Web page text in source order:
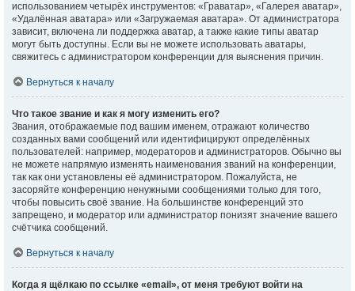
использованием четырёх инструментов: «Граватар», «Галерея аватар»,
«Удалённая аватара» или «Загружаемая аватара». От администратора
зависит, включена ли поддержка аватар, а также какие типы аватар
могут быть доступны. Если вы не можете использовать аватары,
свяжитесь с администратором конференции для выяснения причин.
Вернуться к началу
Что такое звание и как я могу изменить его?
Звания, отображаемые под вашим именем, отражают количество
созданных вами сообщений или идентифицируют определённых
пользователей: например, модераторов и администраторов. Обычно вы
не можете напрямую изменять наименования званий на конференции,
так как они установлены её администратором. Пожалуйста, не
засоряйте конференцию ненужными сообщениями только для того,
чтобы повысить своё звание. На большинстве конференций это
запрещено, и модератор или администратор понизят значение вашего
счётчика сообщений.
Вернуться к началу
Когда я щёлкаю по ссылке «email», от меня требуют войти на